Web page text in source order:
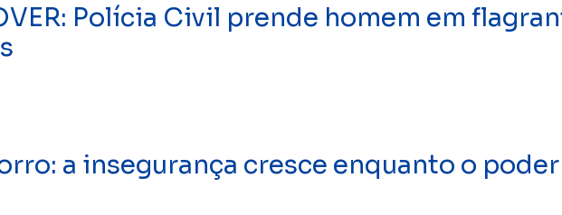
Polícia Civil prende homem em
a insegurança cresce enquanto o